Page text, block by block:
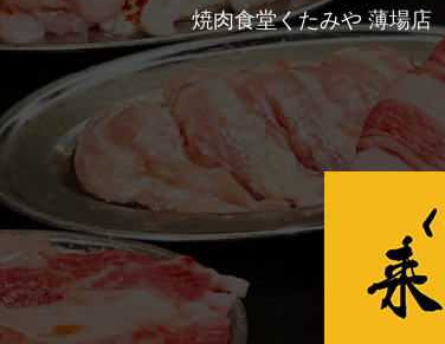
焼肉食堂くたみや 薄場店